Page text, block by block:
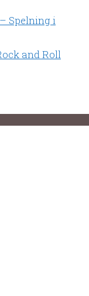
Spelning i
and Roll